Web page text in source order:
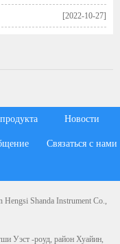
[2022-10-27]
Новости
Связаться с нами
Shanda Instrument Co.,
Уэст -роуд, район Хуайин,